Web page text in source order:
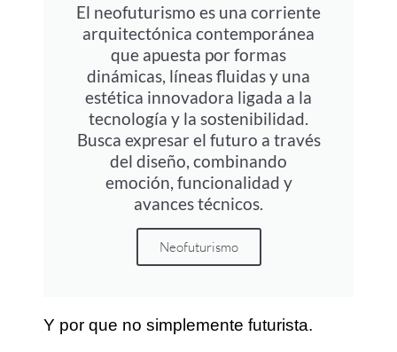
El neofuturismo es una corriente
arquitectónica contemporánea
que apuesta por formas
dinámicas, líneas fluidas y una
estética innovadora ligada a la
tecnología y la sostenibilidad.
Busca expresar el futuro a través
del diseño, combinando
emoción, funcionalidad y
avances técnicos.
Neofuturismo
Y por que no simplemente futurista.